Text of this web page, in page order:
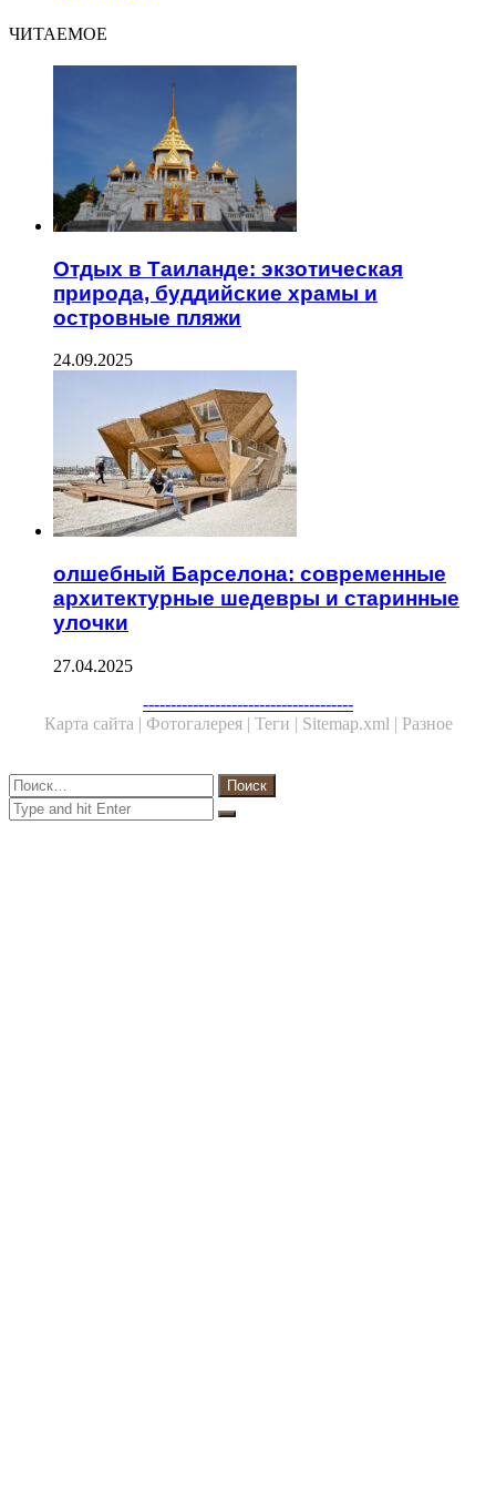
ЧИТАЕМОЕ
Отдых в Таиланде: экзотическая
природа, буддийские храмы и
островные пляжи
24.09.2025
олшебный Барселона: современные
архитектурные шедевры и старинные
улочки
27.04.2025
--------------------------------------
Карта сайта | Фотогалерея | Теги | Sitemap.xml | Разное
Close
Найти:
Close
Search